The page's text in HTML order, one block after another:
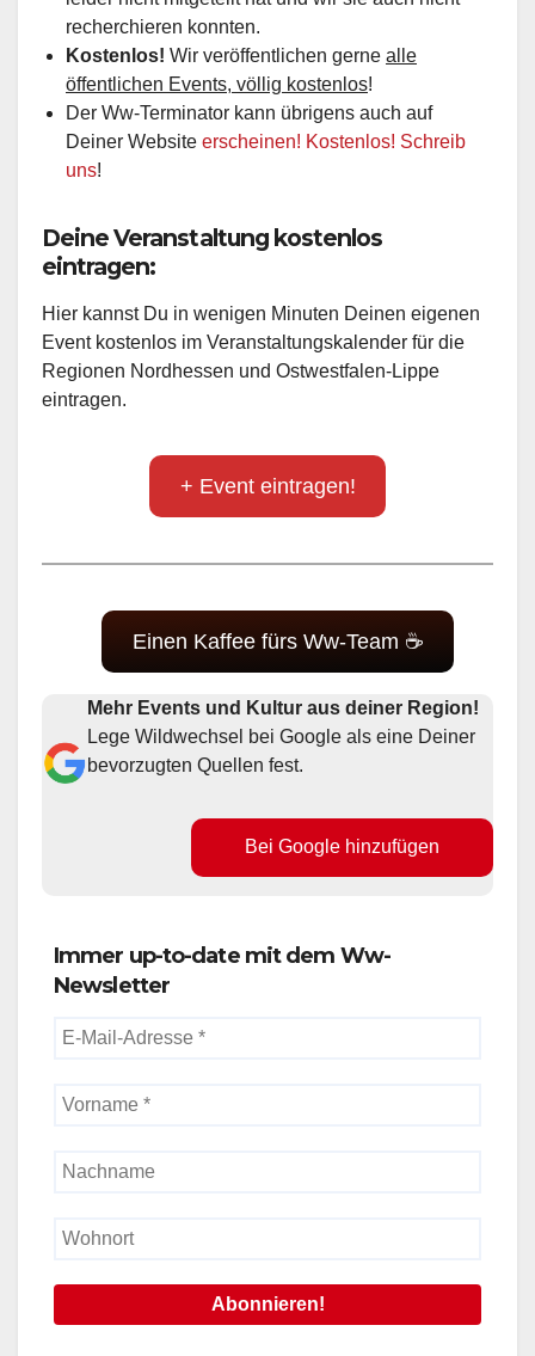
recherchieren konnten.
Kostenlos! Wir veröffentlichen gerne alle
öffentlichen Events, völlig kostenlos!
Der Ww-Terminator kann übrigens auch auf
Deiner Website erscheinen! Kostenlos! Schreib
uns!
Deine Veranstaltung kostenlos
eintragen:
Hier kannst Du in wenigen Minuten Deinen eigenen
Event kostenlos im Veranstaltungskalender für die
Regionen Nordhessen und Ostwestfalen-Lippe
eintragen.
+ Event eintragen!
Einen Kaffee fürs Ww-Team ☕
Mehr Events und Kultur aus deiner Region!
Lege Wildwechsel bei Google als eine Deiner
bevorzugten Quellen fest.
Bei Google hinzufügen
Immer up-to-date mit dem Ww-
Newsletter